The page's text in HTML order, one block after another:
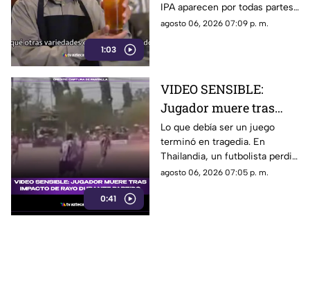
1:03
IPA aparecen por todas partes.
Pero, ¿qué significa realmente
agosto 06, 2026 07:09 p. m.
0:41
VIDEO SENSIBLE:
Jugador muere tras
impacto de rayo
durante partido
Lo que debía ser un juego
terminó en tragedia. En
Thailandia, un futbolista perdió
la vida al ser alcanzado por un
agosto 06, 2026 07:05 p. m.